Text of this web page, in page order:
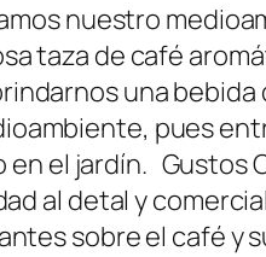
nuestro
taza de café
una
pues
el jardín.
al detal y
sobre el café y